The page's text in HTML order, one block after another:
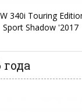
340i Touring
Sport Shadow '2017